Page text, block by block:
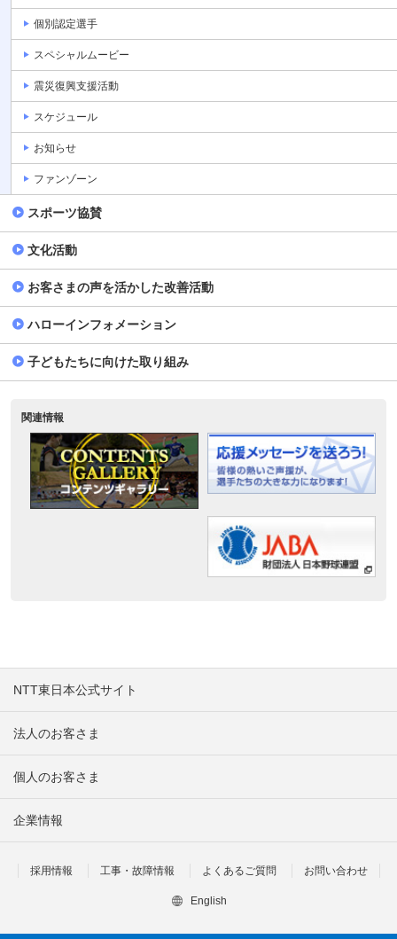
個別認定選手
スペシャルムービー
震災復興支援活動
スケジュール
お知らせ
ファンゾーン
スポーツ協賛
文化活動
お客さまの声を活かした改善活動
ハローインフォメーション
子どもたちに向けた取り組み
関連情報
NTT東日本公式サイト
法人のお客さま
個人のお客さま
企業情報
採用情報 工事・故障情報 よくあるご質問 お問い合わせ
English